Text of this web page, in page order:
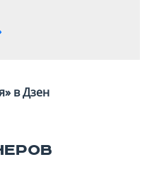
в Дзен